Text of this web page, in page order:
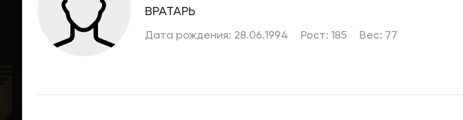
ВРАТАРЬ
Дата рождения: 28.06.1994 Рост: 185 Вес: 77